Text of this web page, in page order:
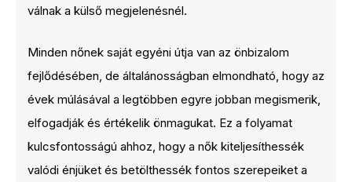
válnak a külső megjelenésnél.
Minden nőnek saját egyéni útja van az önbizalom
fejlődésében, de általánosságban elmondható, hogy az
évek múlásával a legtöbben egyre jobban megismerik,
elfogadják és értékelik önmagukat. Ez a folyamat
kulcsfontosságú ahhoz, hogy a nők kiteljesíthessék
valódi énjüket és betölthessék fontos szerepeiket a